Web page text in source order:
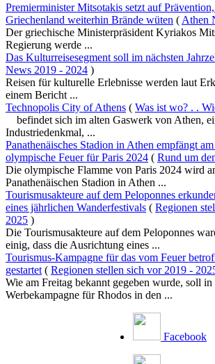
Premierminister Mitsotakis setzt auf
Griechenland weiterhin Brände wüten ( Athen
Der griechische Ministerpräsident Kyriakos
Regierung werde ...
Das Kulturreisesegment soll im nächsten
News 2019 - 2024 )
Reisen für kulturelle Erlebnisse werden laut
einem Bericht ...
Technopolis City of Athens ( Was ist wo? . .
befindet sich im alten Gaswerk von Athen,
Industriedenkmal, ...
Panathenäisches Stadion in Athen empfängt
olympische Feuer für Paris 2024 ( Rund um
Die olympische Flamme von Paris 2024 wird
Panathenäischen Stadion in Athen ...
Tourismusakteure auf dem Peloponnes
eines jährlichen Wanderfestivals ( Regionen
2025 )
Die Tourismusakteure auf dem Peloponnes
einig, dass die Ausrichtung eines ...
Tourismus-Kampagne für das vom Feuer
gestartet ( Regionen stellen sich vor 2019 -
Wie am Freitag bekannt gegeben wurde, soll
Werbekampagne für Rhodos in den ...
Facebook